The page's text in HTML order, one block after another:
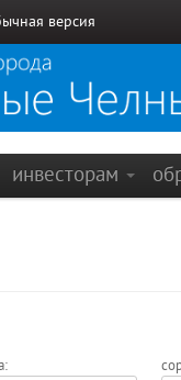
версия
инвесторам